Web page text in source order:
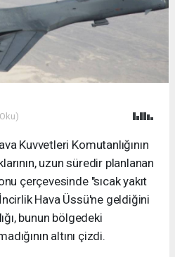
Kuvvetleri Komutanlığının
uzun süredir planlanan
çerçevesinde "sıcak yakıt
Hava Üssü'ne geldiğini
bunun bölgedeki
altını çizdi.